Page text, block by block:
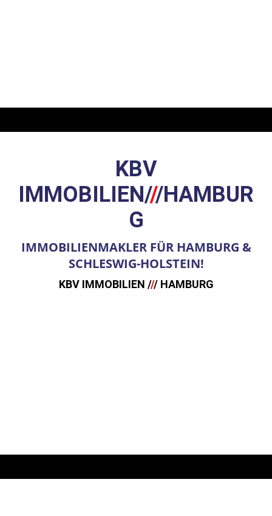
KBV
IMMOBILIEN///HAMBUR
G
IMMOBILIENMAKLER FÜR HAMBURG &
SCHLESWIG-HOLSTEIN!
KBV IMMOBILIEN /// HAMBURG